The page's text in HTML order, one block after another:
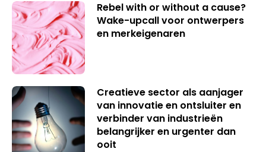
Rebel with or without a cause?
Wake-upcall voor ontwerpers
en merkeigenaren
Creatieve sector als aanjager
van innovatie en ontsluiter en
verbinder van industrieën
belangrijker en urgenter dan
ooit